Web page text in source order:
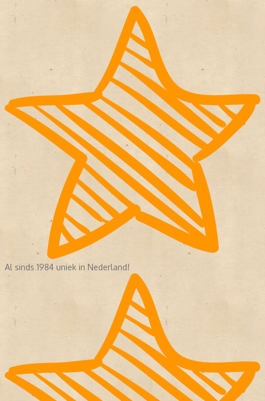
Al sinds 1984 uniek in Nederland!